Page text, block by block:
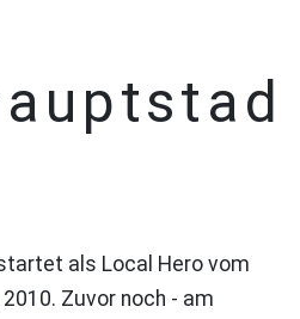
als Local Hero vom
Zuvor noch - am